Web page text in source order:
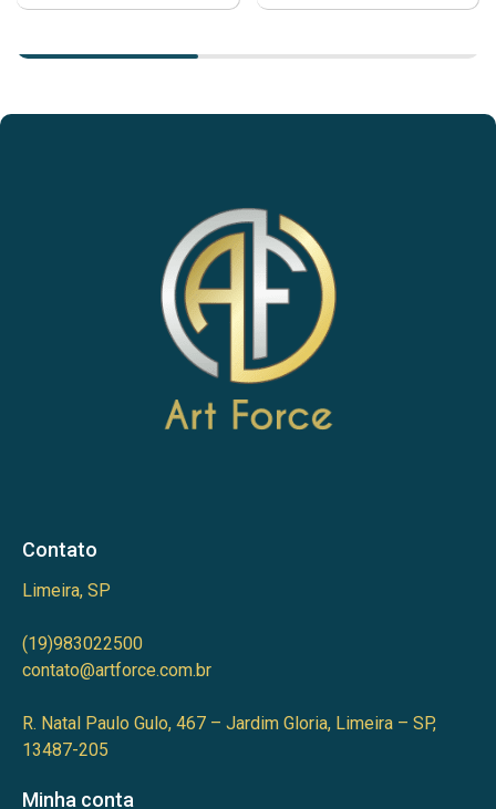
Contato
Limeira, SP
(19)983022500
contato@artforce.com.br
R. Natal Paulo Gulo, 467 – Jardim Gloria, Limeira – SP,
13487-205
Minha conta